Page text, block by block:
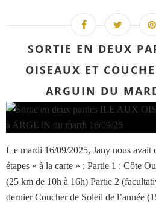
SORTIE EN DEUX
OISEAUX ET
ARGUIN DU
L e mardi 16/09/2025, Jany nous avait
étapes « à la carte » : Partie 1 : Côte
(25 km de 10h à 16h) Partie 2
dernier Coucher de Soleil de l’année